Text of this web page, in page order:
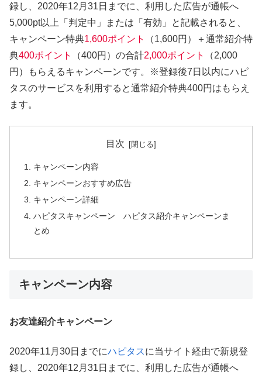
録し、2020年12月31日までに、利用した広告が通帳へ
5,000pt以上「判定中」または「有効」と記載されると、
キャンペーン特典1,600ポイント
（1,600円）＋通常紹介特
典400ポイント （400円）の合計2,000ポイント
（2,000
円）もらえるキャンペーンです。※登録後7日以内にハピ
タスのサービスを利用すると通常紹介特典400円はもらえ
ます。
目次
キャンペーン内容
キャンペーンおすすめ広告
キャンペーン詳細
ハピタスキャンペーン ハピタス紹介キャンペーンま
とめ
キャンペーン内容
お友達紹介キャンペーン
2020年11月30日までにハピタスに当サイト経由で新規登
録し、2020年12月31日までに、利用した広告が通帳へ